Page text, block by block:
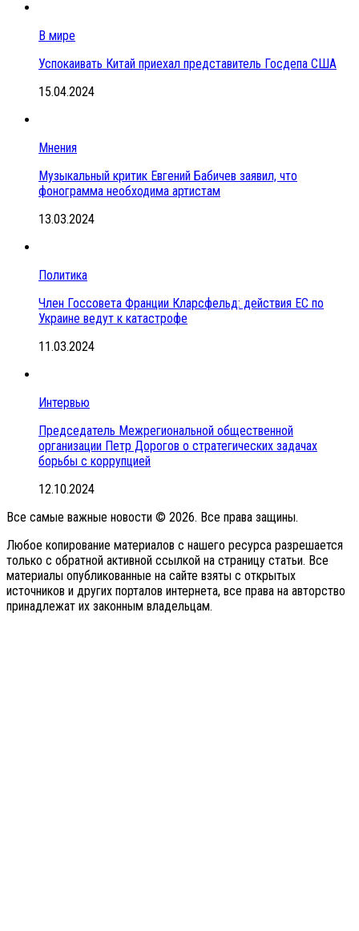
В мире
Успокаивать Китай приехал представитель Госдепа США
15.04.2024
Мнения
Музыкальный критик Евгений Бабичев заявил, что
фонограмма необходима артистам
13.03.2024
Политика
Член Госсовета Франции Кларсфельд: действия ЕС по
Украине ведут к катастрофе
11.03.2024
Интервью
Председатель Межрегиональной общественной
организации Петр Дорогов о стратегических задачах
борьбы с коррупцией
12.10.2024
Все самые важные новости © 2026. Все права защины.
Любое копирование материалов с нашего ресурса разрешается
только с обратной активной ссылкой на страницу статьи. Все
материалы опубликованные на сайте взяты с открытых
источников и других порталов интернета, все права на авторство
принадлежат их законным владельцам.